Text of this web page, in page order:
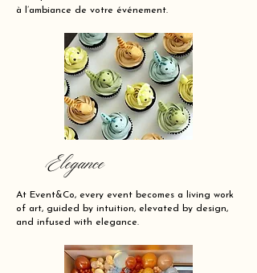
à l’ambiance de votre événement.
Elegance
At Event&Co, every event becomes a living work
of art, guided by intuition, elevated by design,
and infused with elegance.